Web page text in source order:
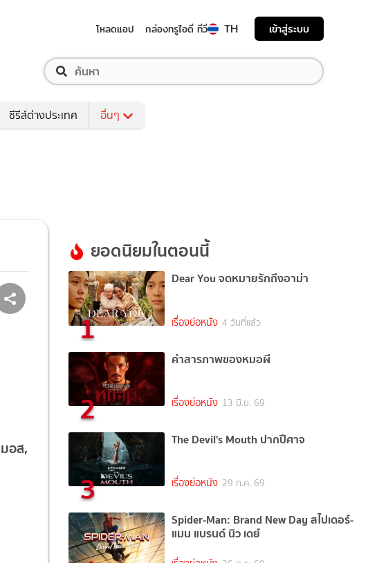
โหลดแอป กล่องทรูไอดี ทีวี TH เข้าสู่ระบบ
ซีรีส์ต่างประเทศ อื่นๆ
อส,
ยอดนิยมในตอนนี้
1
Dear You จดหมายรักถึงอาม่า
เรื่องย่อหนัง 4 วันที่แล้ว
2
คำสารภาพของหมอผี
เรื่องย่อหนัง 13 มิ.ย. 69
3
The Devil's Mouth ปากปีศาจ
เรื่องย่อหนัง 29 ก.ค. 69
Spider-Man: Brand New Day สไปเดอร์-
แมน แบรนด์ นิว เดย์